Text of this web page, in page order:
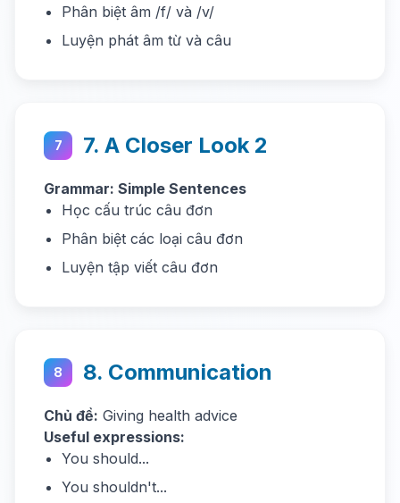
Phân biệt âm /f/ và /v/
Luyện phát âm từ và câu
7 7. A Closer Look 2
Grammar: Simple Sentences
Học cấu trúc câu đơn
Phân biệt các loại câu đơn
Luyện tập viết câu đơn
8 8. Communication
Chủ đề: Giving health advice
Useful expressions:
You should...
You shouldn't...